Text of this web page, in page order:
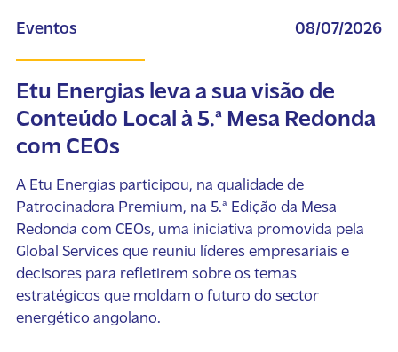
Eventos 08/07/2026
Etu Energias leva a sua visão de
Conteúdo Local à 5.ª Mesa Redonda
com CEOs
A Etu Energias participou, na qualidade de
Patrocinadora Premium, na 5.ª Edição da Mesa
Redonda com CEOs, uma iniciativa promovida pela
Global Services que reuniu líderes empresariais e
decisores para refletirem sobre os temas
estratégicos que moldam o futuro do sector
energético angolano.